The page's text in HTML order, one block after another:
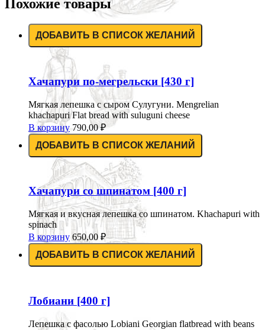
Похожие товары
ДОБАВИТЬ В СПИСОК ЖЕЛАНИЙ
Хачапури по-мегрельски [430 г]
Мягкая лепешка с сыром Сулугуни. Mengrelian
khachapuri Flat bread with suluguni cheese
В корзину 790,00₽
ДОБАВИТЬ В СПИСОК ЖЕЛАНИЙ
Хачапури со шпинатом [400 г]
Мягкая и вкусная лепешка со шпинатом. Khachapuri with
spinach
В корзину 650,00 ₽
ДОБАВИТЬ В СПИСОК ЖЕЛАНИЙ
Лобиани [400 г]
Лепешка с фасолью Lobiani Georgian flatbread with beans